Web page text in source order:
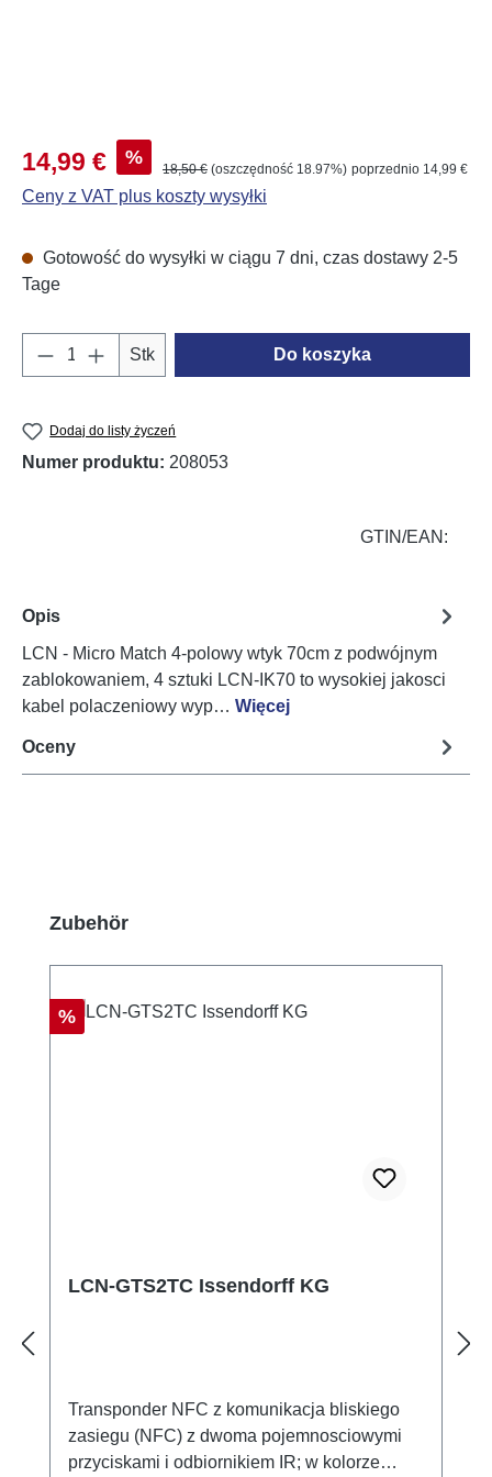
Cena sprzedaży:
14,99 € % Cena regularna:
18,50 € (oszczędność 18.97%) poprzednio 14,99 €
Ceny z VAT plus koszty wysyłki
Gotowość do wysyłki w ciągu 7 dni, czas dostawy 2-5
Tage
Ilość produktu: Wprowadź żądaną ilość
Stk Do koszyka
Dodaj do listy życzeń
Numer produktu: 208053
GTIN/EAN:
Opis
LCN - Micro Match 4-polowy wtyk 70cm z podwójnym
zablokowaniem, 4 sztuki LCN-IK70 to wysokiej jakosci
kabel polaczeniowy wyp… Więcej
Oceny
Pomiń galerię produktów
Zubehör
Rabat
%
LCN-GTS2TC Issendorff KG
Transponder NFC z komunikacja bliskiego
zasiegu (NFC) z dwoma pojemnosciowymi
przyciskami i odbiornikiem IR; w kolorze